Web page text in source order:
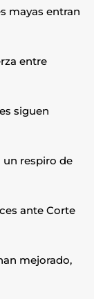
mayas entran
entre
siguen
un respiro de
ante Corte
mejorado,